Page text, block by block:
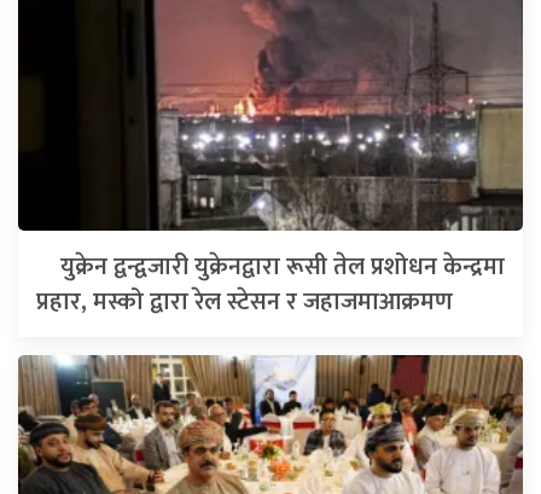
युक्रेन द्वन्द्वजारी युक्रेनद्वारा रूसी तेल प्रशोधन केन्द्रमा
प्रहार, मस्को द्वारा रेल स्टेसन र जहाजमाआक्रमण